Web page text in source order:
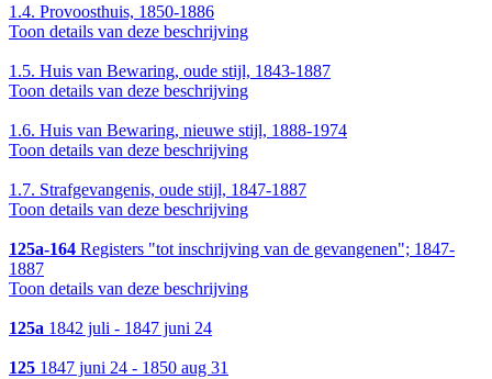
1.4. Provoosthuis, 1850-1886
Toon details van deze beschrijving
1.5. Huis van Bewaring, oude stijl, 1843-1887
Toon details van deze beschrijving
1.6. Huis van Bewaring, nieuwe stijl, 1888-1974
Toon details van deze beschrijving
1.7. Strafgevangenis, oude stijl, 1847-1887
Toon details van deze beschrijving
125a-164 Registers "tot inschrijving van de gevangenen"; 1847-
1887
Toon details van deze beschrijving
125a 1842 juli - 1847 juni 24
125 1847 juni 24 - 1850 aug 31